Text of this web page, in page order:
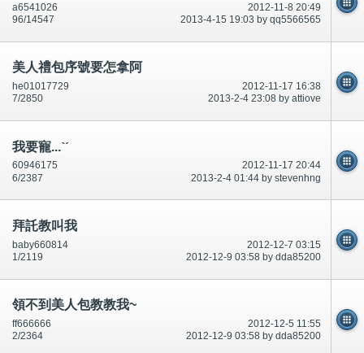
2012-11-8 20:49
a6541026
2013-4-15 19:03 by qq5566565
96/14547
美人禮包序號要怎拿阿
2012-11-17 16:38
he01017729
2013-2-4 23:08 by attiove
7/2850
我要寵...ˋˊ
2012-11-17 20:44
60946175
2013-2-4 01:44 by stevenhng
6/2387
拜託教叫我
2012-12-7 03:15
baby660814
2012-12-9 03:58 by dda85200
1/2119
領不到美人包教教我~
2012-12-5 11:55
ff666666
2012-12-9 03:58 by dda85200
2/2364